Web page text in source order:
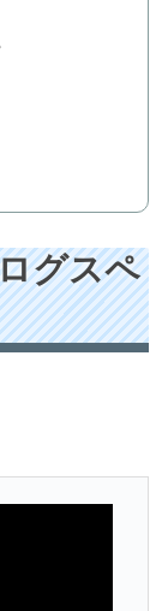
グスペ